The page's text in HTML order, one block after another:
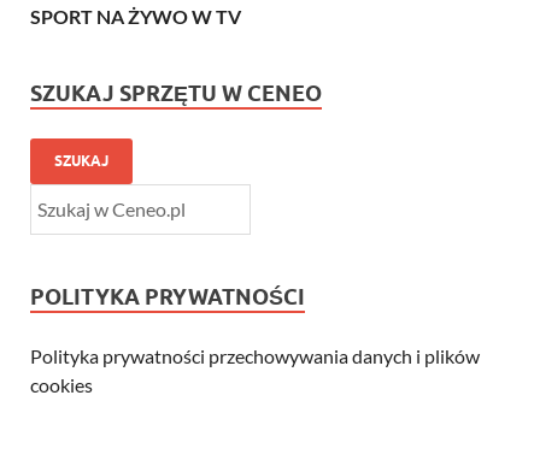
SPORT NA ŻYWO W TV
SZUKAJ SPRZĘTU W CENEO
SZUKAJ
POLITYKA PRYWATNOŚCI
Polityka prywatności przechowywania danych i plików
cookies